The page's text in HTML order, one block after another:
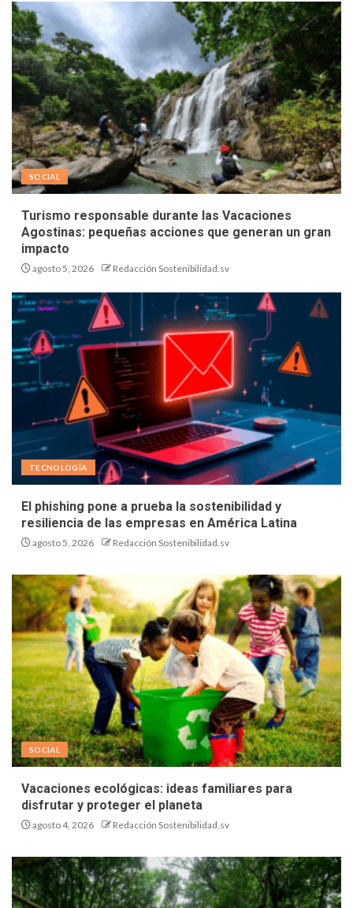
SOCIAL
Turismo responsable durante las Vacaciones
Agostinas: pequeñas acciones que generan un gran
impacto
agosto 5, 2026 Redacción Sostenibilidad.sv
TECNOLOGÍA
El phishing pone a prueba la sostenibilidad y
resiliencia de las empresas en América Latina
agosto 5, 2026 Redacción Sostenibilidad.sv
SOCIAL
Vacaciones ecológicas: ideas familiares para
disfrutar y proteger el planeta
agosto 4, 2026 Redacción Sostenibilidad.sv